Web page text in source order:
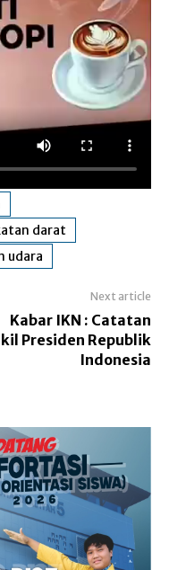
darat
udara
Next article
Kabar IKN : Catatan
Presiden Republik
Indonesia